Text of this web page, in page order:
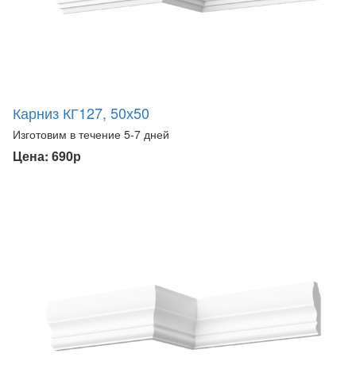
Карниз КГ127, 50х50
Изготовим в течение 5-7 дней
Цена: 690р